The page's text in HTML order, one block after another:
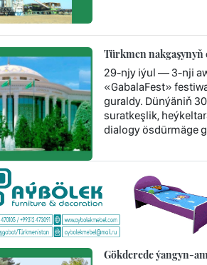
Türkmen nakgaşynyň
29-njy iýul — 3-nji
«GabalaFest»
guraldy. Dünýäniň
suratkeşlik,
dialogy ösdürmäge
Gökderede ýangyn-